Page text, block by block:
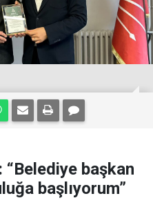
“Belediye başkan
başlıyorum”